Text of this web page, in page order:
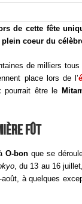
de cette fête
coeur du
de milliers
place lors de l’
pourrait être le
fût
O-bonque se
, du 13 au 16
à quelques